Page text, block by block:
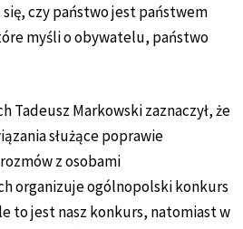
czy państwo jest państwem
myśli o obywatelu, państwo
Tadeusz Markowski zaznaczył, że
służące poprawie
z osobami
organizuje ogólnopolski konkurs
to jest nasz konkurs, natomiast w